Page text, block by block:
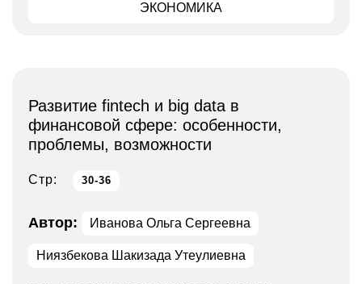
ЭКОНОМИКА
Развитие fintech и big data в
финансовой сфере: особенности,
проблемы, возможности
Стр: 30-36
Автор: Иванова Ольга Сергеевна
Ниязбекова Шакизада Утеулиевна